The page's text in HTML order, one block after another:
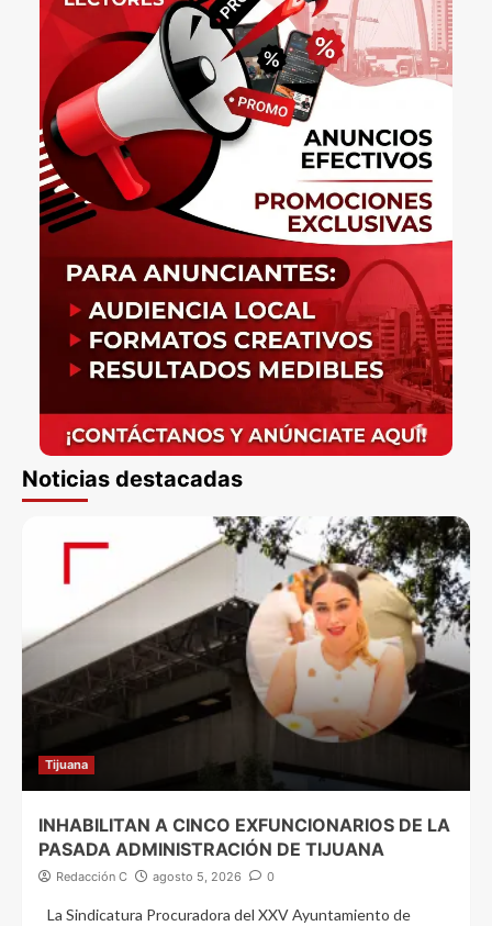
Noticias destacadas
Tijuana
INHABILITAN A CINCO EXFUNCIONARIOS DE LA
PASADA ADMINISTRACIÓN DE TIJUANA
Redacción C agosto 5, 2026 0
La Sindicatura Procuradora del XXV Ayuntamiento de